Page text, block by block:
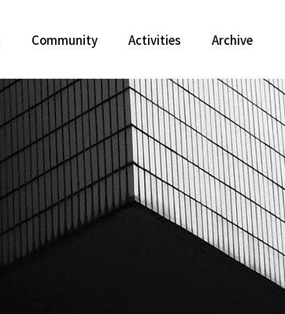
Community Activities Archive